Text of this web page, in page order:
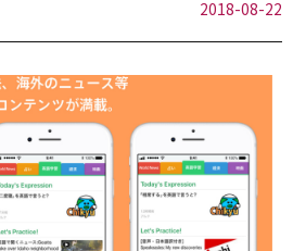
2018-08-22